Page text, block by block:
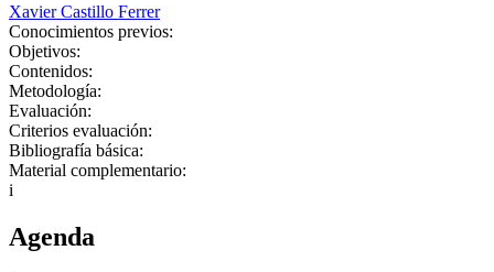
Xavier Castillo Ferrer
Conocimientos previos:
Objetivos:
Contenidos:
Metodología:
Evaluación:
Criterios evaluación:
Bibliografía básica:
Material complementario:
i
Agenda